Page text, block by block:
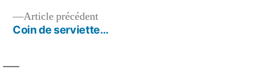
l’article
Article précédentArticle
précédent :
Coin de serviette…